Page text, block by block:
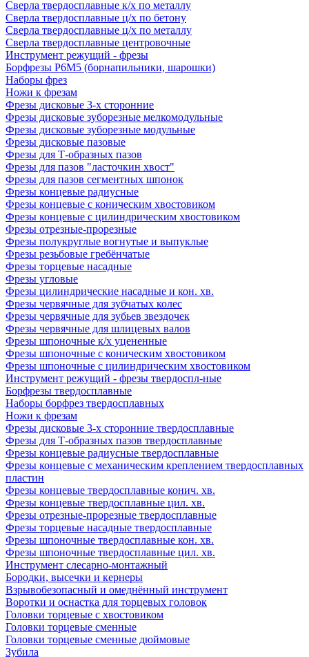
Сверла твердосплавные к/х по металлу
Сверла твердосплавные ц/х по бетону
Сверла твердосплавные ц/х по металлу
Сверла твердосплавные центровочные
Инструмент режущий - фрезы
Борфрезы Р6М5 (борнапильники, шарошки)
Наборы фрез
Ножи к фрезам
Фрезы дисковые 3-х сторонние
Фрезы дисковые зуборезные мелкомодульные
Фрезы дисковые зуборезные модульные
Фрезы дисковые пазовые
Фрезы для Т-образных пазов
Фрезы для пазов "ласточкин хвост"
Фрезы для пазов сегментных шпонок
Фрезы концевые радиусные
Фрезы концевые с коническим хвостовиком
Фрезы концевые с цилиндрическим хвостовиком
Фрезы отрезные-прорезные
Фрезы полукруглые вогнутые и выпуклые
Фрезы резьбовые гребёнчатые
Фрезы торцевые насадные
Фрезы угловые
Фрезы цилиндрические насадные и кон. хв.
Фрезы червячные для зубчатых колес
Фрезы червячные для зубьев звездочек
Фрезы червячные для шлицевых валов
Фрезы шпоночные к/х уцененные
Фрезы шпоночные с коническим хвостовиком
Фрезы шпоночные с цилиндрическим хвостовиком
Инструмент режущий - фрезы твердоспл-ные
Борфрезы твердосплавные
Наборы борфрез твердосплавных
Ножи к фрезам
Фрезы дисковые 3-х сторонние твердосплавные
Фрезы для Т-образных пазов твердосплавные
Фрезы концевые радиусные твердосплавные
Фрезы концевые с механическим креплением твердосплавных
пластин
Фрезы концевые твердосплавные конич. хв.
Фрезы концевые твердосплавные цил. хв.
Фрезы отрезные-прорезные твердосплавные
Фрезы торцевые насадные твердосплавные
Фрезы шпоночные твердосплавные кон. хв.
Фрезы шпоночные твердосплавные цил. хв.
Инструмент слесарно-монтажный
Бородки, высечки и кернеры
Взрывобезопасный и омеднённый инструмент
Воротки и оснаcтка для торцевых головок
Головки торцевые с хвостовиком
Головки торцевые сменные
Головки торцевые сменные дюймовые
Зубила